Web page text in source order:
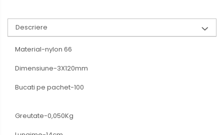
Descriere
Material-nylon 66
Dimensiune-3X120mm
Bucati pe pachet-100
Greutate-0,050Kg